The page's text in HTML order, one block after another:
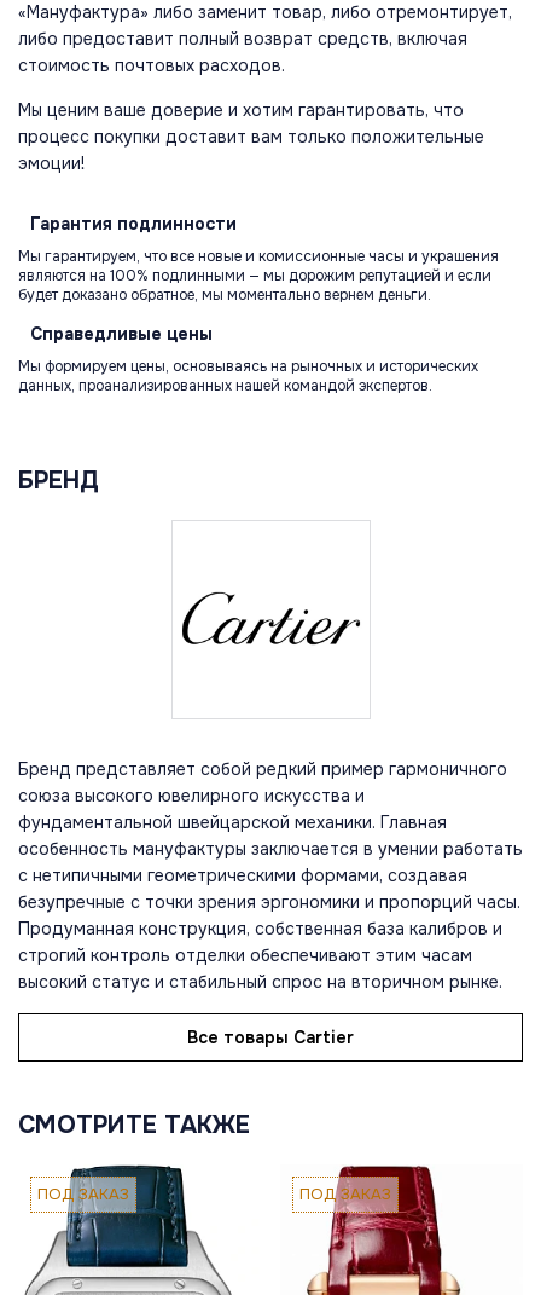
«Мануфактура» либо заменит товар, либо отремонтирует,
либо предоставит полный возврат средств, включая
стоимость почтовых расходов.
Мы ценим ваше доверие и хотим гарантировать, что
процесс покупки доставит вам только положительные
эмоции!
Гарантия подлинности
Мы гарантируем, что все новые и комиссионные часы и украшения
являются на 100% подлинными — мы дорожим репутацией и если
будет доказано обратное, мы моментально вернем деньги.
Справедливые цены
Мы формируем цены, основываясь на рыночных и исторических
данных, проанализированных нашей командой экспертов.
БРЕНД
Бренд представляет собой редкий пример гармоничного
союза высокого ювелирного искусства и
фундаментальной швейцарской механики. Главная
особенность мануфактуры заключается в умении работать
с нетипичными геометрическими формами, создавая
безупречные с точки зрения эргономики и пропорций часы.
Продуманная конструкция, собственная база калибров и
строгий контроль отделки обеспечивают этим часам
высокий статус и стабильный спрос на вторичном рынке.
Все товары Cartier
СМОТРИТЕ ТАКЖЕ
ПОД ЗАКАЗ ПОД ЗАКАЗ